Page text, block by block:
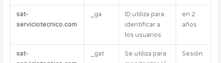
sat-
serviciotecnico.com
_ga
ID utiliza para
identificar a
los usuarios
en 2
años
sat-
_gat
Se utiliza para
Sesión